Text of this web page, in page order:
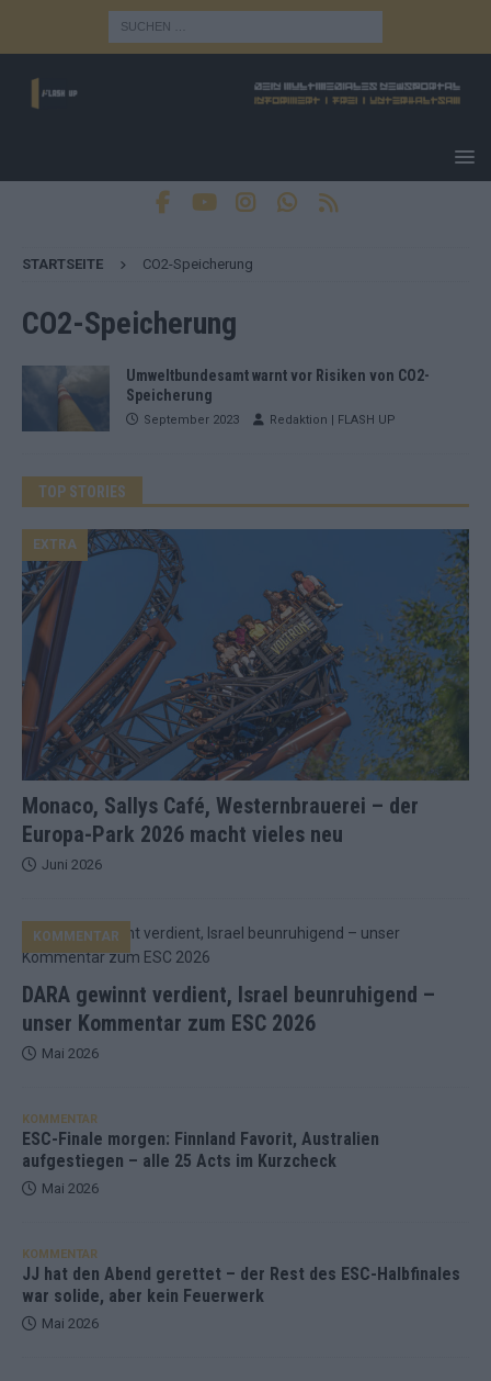
STARTSEITE CO2-Speicherung
CO2-Speicherung
Umweltbundesamt warnt vor Risiken von CO2-
Speicherung
September 2023 Redaktion | FLASH UP
TOP STORIES
Monaco, Sallys Café, Westernbrauerei – der
Europa-Park 2026 macht vieles neu
EXTRA
Juni 2026
DARA gewinnt verdient, Israel beunruhigend –
unser Kommentar zum ESC 2026
KOMMENTAR
Mai 2026
KOMMENTAR
ESC-Finale morgen: Finnland Favorit, Australien
aufgestiegen – alle 25 Acts im Kurzcheck
Mai 2026
KOMMENTAR
JJ hat den Abend gerettet – der Rest des ESC-Halbfinales
war solide, aber kein Feuerwerk
Mai 2026